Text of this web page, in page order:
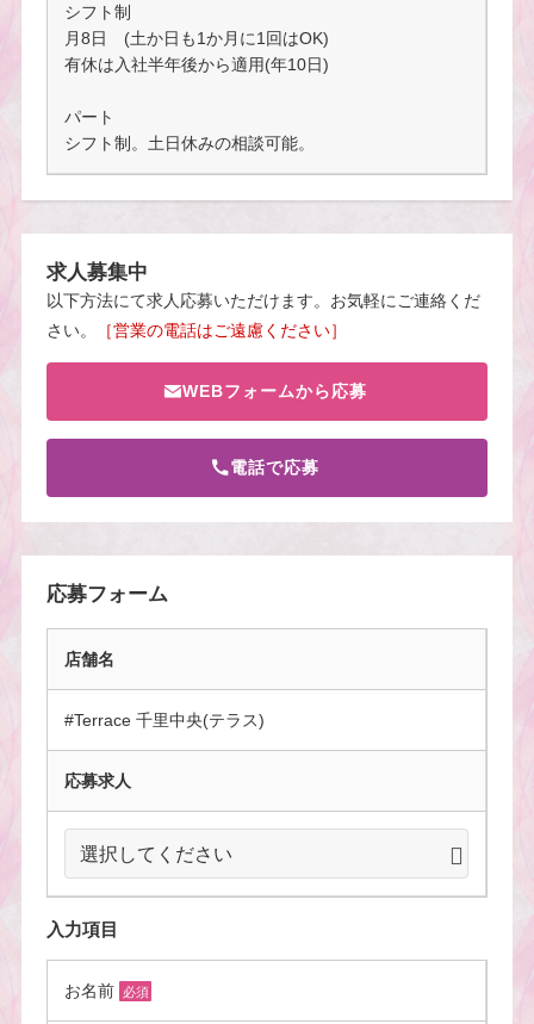
シフト制
月8日 (土か日も1か月に1回はOK)
有休は入社半年後から適用(年10日)
パート
シフト制。土日休みの相談可能。
求人募集中
以下方法にて求人応募いただけます。お気軽にご連絡くだ
さい。
［営業の電話はご遠慮ください］
WEBフォームから応募
電話で応募
応募フォーム
店舗名
#Terrace 千里中央(テラス)
応募求人
入力項目
お名前 必須